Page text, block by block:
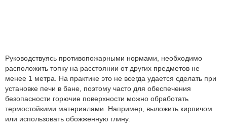
Руководствуясь противопожарными нормами, необходимо
расположить топку на расстоянии от других предметов не
менее 1 метра. На практике это не всегда удается сделать при
установке печи в бане, поэтому часто для обеспечения
безопасности горючие поверхности можно обработать
термостойкими материалами. Например, выложить кирпичом
или использовать обожженную глину.